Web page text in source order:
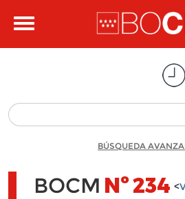
Toggle
BÚSQUEDA
BOCM Nº234 <